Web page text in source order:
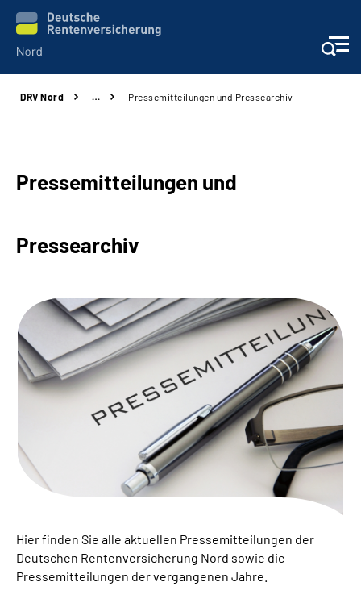
Aktuelles
Presse
Über uns
Online-Services
Inhalte in Gebärdensprache (DGS)
Mein Kundenportal
DRV Nord … Pressemitteilungen und Pressearchiv
Pressemitteilungen und
Pressearchiv
Hier finden Sie alle aktuellen Pressemitteilungen der
Deutschen Rentenversicherung Nord sowie die
Pressemitteilungen der vergangenen Jahre.